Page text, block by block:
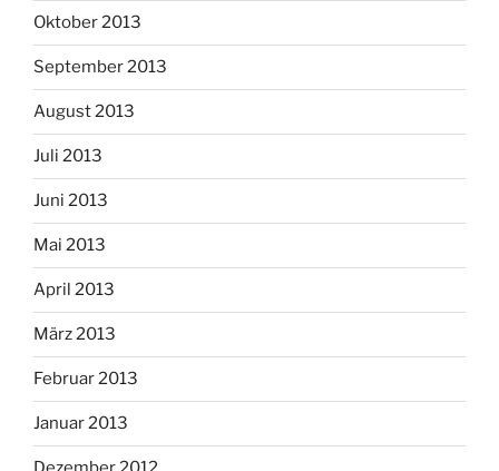
Oktober 2013
September 2013
August 2013
Juli 2013
Juni 2013
Mai 2013
April 2013
März 2013
Februar 2013
Januar 2013